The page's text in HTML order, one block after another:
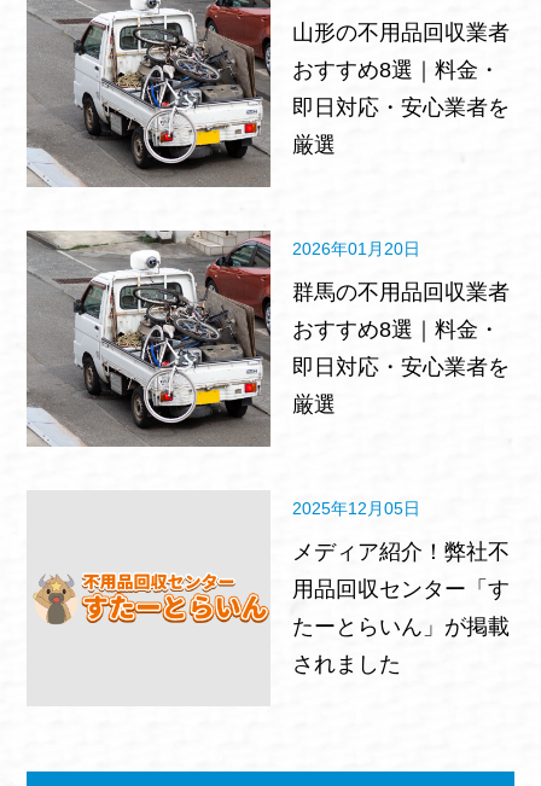
山形の不用品回収業者
おすすめ8選｜料金・
即日対応・安心業者を
厳選
2026年01月20日
群馬の不用品回収業者
おすすめ8選｜料金・
即日対応・安心業者を
厳選
2025年12月05日
メディア紹介！弊社不
用品回収センター「す
たーとらいん」が掲載
されました